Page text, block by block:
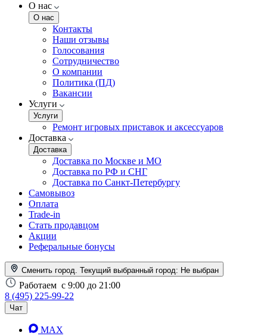
О нас
О нас
Контакты
Наши отзывы
Голосования
Сотрудничество
О компании
Политика (ПД)
Вакансии
Услуги
Услуги
Ремонт игровых приставок и аксессуаров
Доставка
Доставка
Доставка по Москве и МО
Доставка по РФ и СНГ
Доставка по Санкт-Петербургу
Самовывоз
Оплата
Trade-in
Стать продавцом
Акции
Реферальные бонусы
Сменить город. Текущий выбранный город: Не выбран
Работаем с 9:00 до 21:00
8 (495) 225-99-22
Чат
MAX